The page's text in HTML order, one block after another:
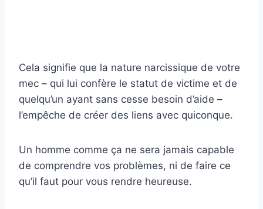
Cela signifie que la nature narcissique de votre
mec – qui lui confère le statut de victime et de
quelqu’un ayant sans cesse besoin d’aide –
l’empêche de créer des liens avec quiconque.
Un homme comme ça ne sera jamais capable
de comprendre vos problèmes, ni de faire ce
qu’il faut pour vous rendre heureuse.